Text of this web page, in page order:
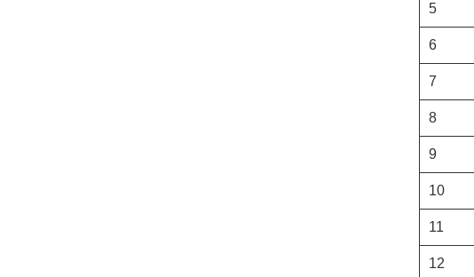
5
6
7
8
9
10
11
12